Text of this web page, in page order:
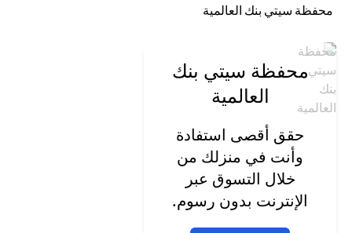
محفظة سيتي بنك العالمية
محفظة سيتي بنك
العالمية
حقق أقصى استفادة
وأنت في منزلك من
خلال التسوق عبر
الإنترنت بدون رسوم.